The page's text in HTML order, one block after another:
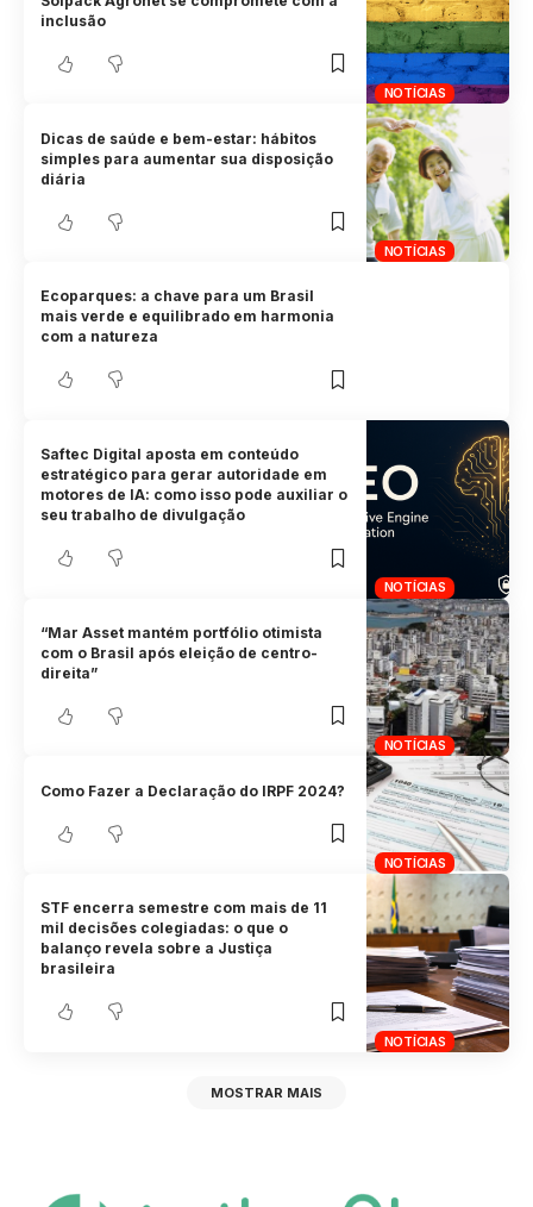
NOTÍCIAS
inclusão
NOTÍCIAS
Dicas de saúde e bem-estar: hábitos
simples para aumentar sua disposição
diária
Ecoparques: a chave para um Brasil
mais verde e equilibrado em harmonia
com a natureza
NOTÍCIAS
Saftec Digital aposta em conteúdo
estratégico para gerar autoridade em
motores de IA: como isso pode auxiliar o
seu trabalho de divulgação
NOTÍCIAS
“Mar Asset mantém portfólio otimista
com o Brasil após eleição de centro-
direita”
NOTÍCIAS
Como Fazer a Declaração do IRPF 2024?
NOTÍCIAS
STF encerra semestre com mais de 11
mil decisões colegiadas: o que o
balanço revela sobre a Justiça
brasileira
MOSTRAR MAIS